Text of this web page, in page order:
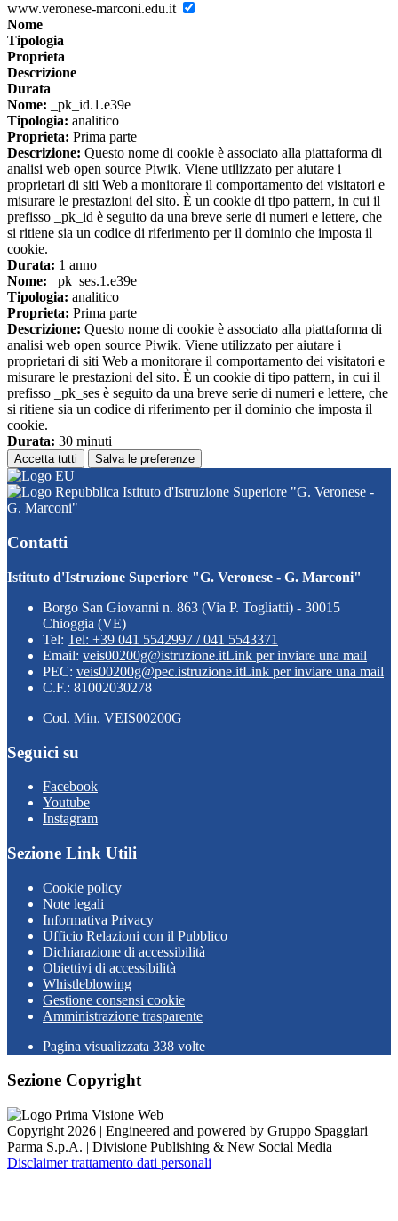
www.veronese-marconi.edu.it
Nome
Tipologia
Proprieta
Descrizione
Durata
Nome: _pk_id.1.e39e
Tipologia: analitico
Proprieta: Prima parte
Descrizione: Questo nome di cookie è associato alla piattaforma di
analisi web open source Piwik. Viene utilizzato per aiutare i
proprietari di siti Web a monitorare il comportamento dei visitatori e
misurare le prestazioni del sito. È un cookie di tipo pattern, in cui il
prefisso _pk_id è seguito da una breve serie di numeri e lettere, che
si ritiene sia un codice di riferimento per il dominio che imposta il
cookie.
Durata: 1 anno
Nome: _pk_ses.1.e39e
Tipologia: analitico
Proprieta: Prima parte
Descrizione: Questo nome di cookie è associato alla piattaforma di
analisi web open source Piwik. Viene utilizzato per aiutare i
proprietari di siti Web a monitorare il comportamento dei visitatori e
misurare le prestazioni del sito. È un cookie di tipo pattern, in cui il
prefisso _pk_ses è seguito da una breve serie di numeri e lettere, che
si ritiene sia un codice di riferimento per il dominio che imposta il
cookie.
Durata: 30 minuti
Accetta tutti Salva le preferenze
Istituto d'Istruzione Superiore "G. Veronese -
G. Marconi"
Contatti
Istituto d'Istruzione Superiore "G. Veronese - G. Marconi"
Borgo San Giovanni n. 863 (Via P. Togliatti) - 30015
Chioggia (VE)
Tel: Tel: +39 041 5542997 / 041 5543371
Email: veis00200g@istruzione.itLink per inviare una mail
PEC: veis00200g@pec.istruzione.itLink per inviare una mail
C.F.: 81002030278
Cod. Min. VEIS00200G
Seguici su
Facebook
Youtube
Instagram
Sezione Link Utili
Cookie policy
Note legali
Informativa Privacy
Ufficio Relazioni con il Pubblico
Dichiarazione di accessibilità
Obiettivi di accessibilità
Whistleblowing
Gestione consensi cookie
Amministrazione trasparente
Pagina visualizzata 338 volte
Sezione Copyright
Copyright 2026 | Engineered and powered by Gruppo Spaggiari
Parma S.p.A. | Divisione Publishing & New Social Media
Disclaimer trattamento dati personali